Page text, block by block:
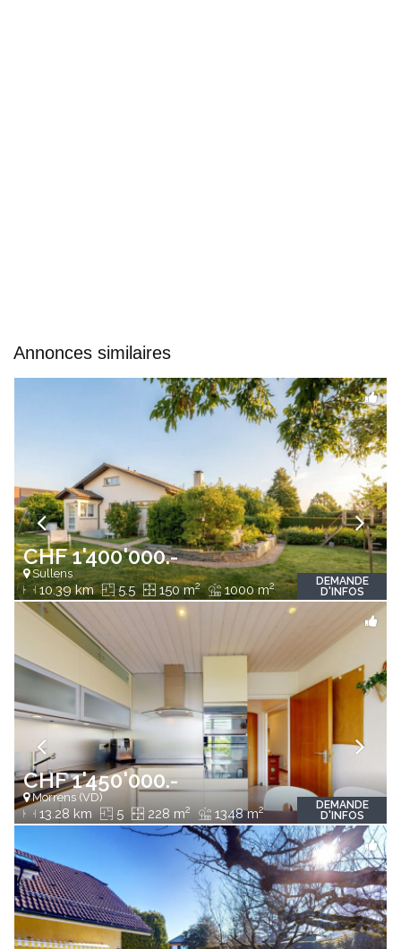
Annonces similaires
CHF 1'400'000.-
Sullens
10.39 km 5.5 150 m2 1000 m2
DEMANDE
D'INFOS
CHF 1'450'000.-
Morrens (VD)
13.28 km 5 228 m2 1348 m2
DEMANDE
D'INFOS